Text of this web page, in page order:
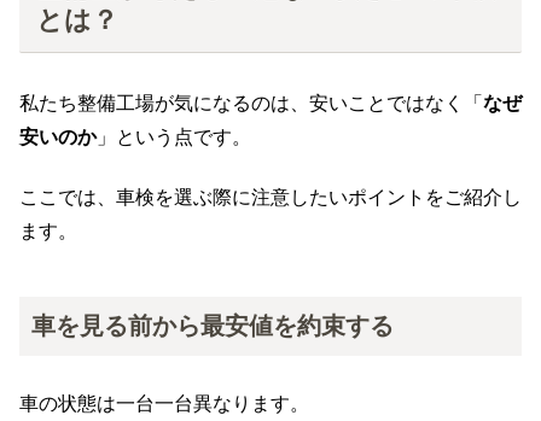
とは？
私たち整備工場が気になるのは、安いことではなく「 なぜ
安いのか」という点です。
ここでは、車検を選ぶ際に注意したいポイントをご紹介し
ます。
車を見る前から最安値を約束する
車の状態は一台一台異なります。